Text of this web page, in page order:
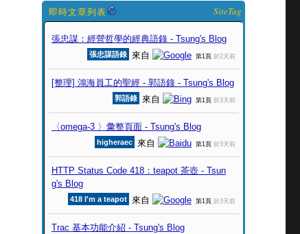
SiteTag